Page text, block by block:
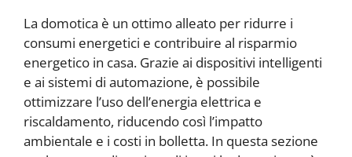
La domotica è un ottimo alleato per ridurre i
consumi energetici e contribuire al risparmio
energetico in casa. Grazie ai dispositivi intelligenti
e ai sistemi di automazione, è possibile
ottimizzare l’uso dell’energia elettrica e
riscaldamento, riducendo così l’impatto
ambientale e i costi in bolletta. In questa sezione